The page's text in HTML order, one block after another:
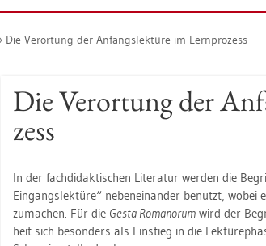
Die Ver­or­tung der An­fangs­lek­tü­re im Lern­pro­zess
Die Ver­or­tung der
zess
In der fach­di­dak­ti­schen Li­te­ra­tur wer­den die
Ein­gangs­lek­tü­re“ ne­ben­ein­an­der be­nutzt,
zu­ma­chen. Für die Gesta Ro­man­o­rumwird der
heit sich be­son­ders als Ein­stieg in die